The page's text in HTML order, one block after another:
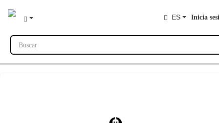
ES Inicia
Buscar